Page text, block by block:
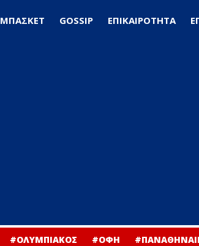
ΜΠΑΣΚΕΤ GOSSIP ΕΠΙΚΑΙΡΟΤΗΤΑ
#ΟΛΥΜΠΙΑΚΟΣ #ΟΦΗ